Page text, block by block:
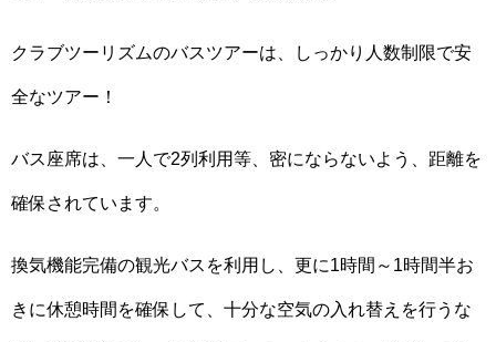
クラブツーリズムのバスツアーは、しっかり人数制限で安
全なツアー！
バス座席は、一人で2列利用等、密にならないよう、距離を
確保されています。
換気機能完備の観光バスを利用し、更に1時間～1時間半お
きに休憩時間を確保して、十分な空気の入れ替えを行うな